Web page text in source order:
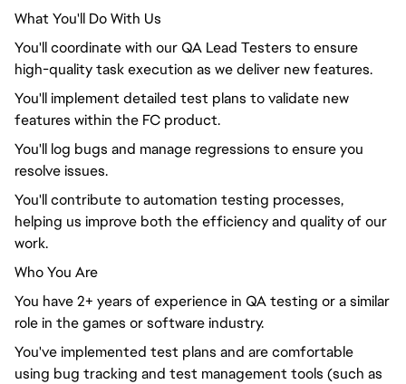
What You'll Do With Us
You'll coordinate with our QA Lead Testers to ensure
high-quality task execution as we deliver new features.
You'll implement detailed test plans to validate new
features within the FC product.
You'll log bugs and manage regressions to ensure you
resolve issues.
You'll contribute to automation testing processes,
helping us improve both the efficiency and quality of our
work.
Who You Are
You have 2+ years of experience in QA testing or a similar
role in the games or software industry.
You've implemented test plans and are comfortable
using bug tracking and test management tools (such as